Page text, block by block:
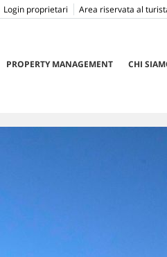
Area riservata al
Login proprietari
PROPERTY MANAGEMENT CHI